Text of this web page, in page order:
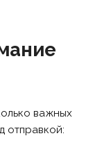
важных
отправкой: